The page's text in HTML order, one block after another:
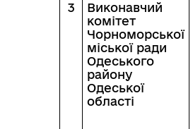
3
Виконавчий
комітет
Чорноморської
міської ради
Одеського
району
Одеської
області